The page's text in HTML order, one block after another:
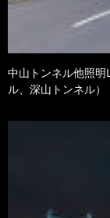
中山トンネル他照明
ル、深山トンネル）